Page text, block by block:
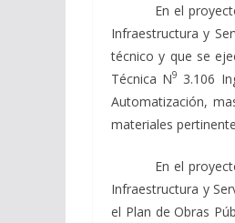
En el
Infraestructura y
técnico y que se
Técnica N9 3.106
Automatización,
materiales
En el
Infraestructura y
el Plan de Obras